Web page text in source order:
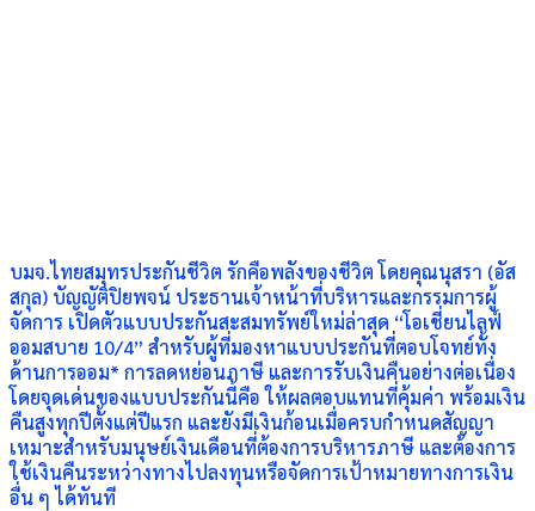
บมจ.ไทยสมุทรประกันชีวิต รักคือพลังของชีวิต โดยคุณนุสรา (อัส
สกุล) บัญญัติปิยพจน์ ประธานเจ้าหน้าที่บริหารและกรรมการผู้
จัดการ เปิดตัวแบบประกันสะสมทรัพย์ใหม่ล่าสุด “โอเชี่ยนไลฟ์
ออมสบาย 10/4” สำหรับผู้ที่มองหาแบบประกันที่ตอบโจทย์ทั้ง
ด้านการออม* การลดหย่อนภาษี และการรับเงินคืนอย่างต่อเนื่อง
โดยจุดเด่นของแบบประกันนี้คือ ให้ผลตอบแทนที่คุ้มค่า พร้อมเงิน
คืนสูงทุกปีตั้งแต่ปีแรก และยังมีเงินก้อนเมื่อครบกำหนดสัญญา
เหมาะสำหรับมนุษย์เงินเดือนที่ต้องการบริหารภาษี และต้องการ
ใช้เงินคืนระหว่างทางไปลงทุนหรือจัดการเป้าหมายทางการเงิน
อื่น ๆ ได้ทันที